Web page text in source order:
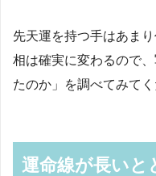
先天運を持つ手はあま
相は確実に変わるので
たのか」を調べてみてく
運命線が長いと